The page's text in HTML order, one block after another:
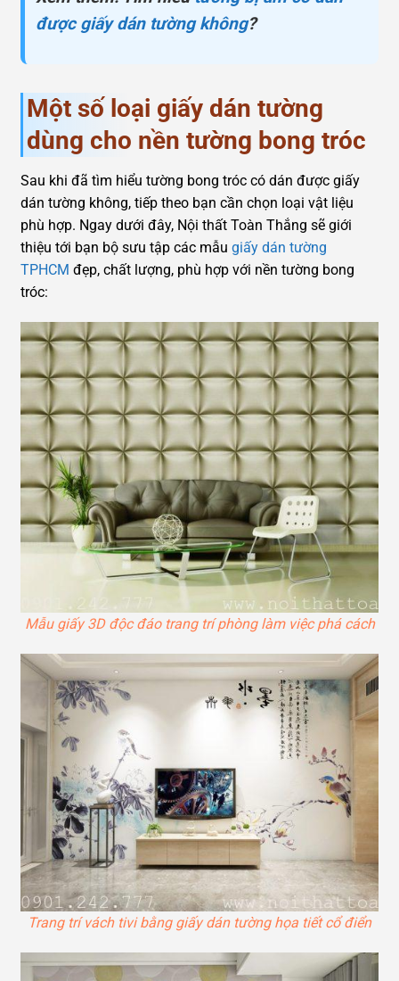
được giấy dán tường không?
Một số loại giấy dán tường
dùng cho nền tường bong tróc
Sau khi đã tìm hiểu tường bong tróc có dán được giấy
dán tường không, tiếp theo bạn cần chọn loại vật liệu
phù hợp. Ngay dưới đây, Nội thất Toàn Thắng sẽ giới
thiệu tới bạn bộ sưu tập các mẫu giấy dán tường
TPHCM đẹp, chất lượng, phù hợp với nền tường bong
tróc:
Mẫu giấy 3D độc đáo trang trí phòng làm việc phá cách
Trang trí vách tivi bằng giấy dán tường họa tiết cổ điển